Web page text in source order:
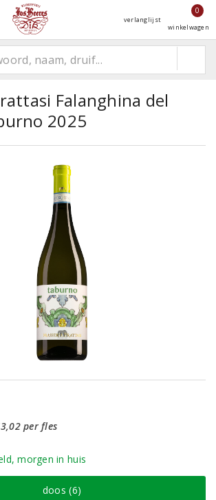
verlanglijst
0
winkelwagen
Falanghina del
2025
per fles
morgen in huis
doos (6)